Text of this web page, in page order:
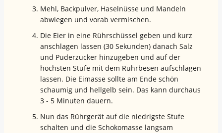
Mehl, Backpulver, Haselnüsse und Mandeln
abwiegen und vorab vermischen.
Die Eier in eine Rührschüssel geben und kurz
anschlagen lassen (30 Sekunden) danach Salz
und Puderzucker hinzugeben und auf der
höchsten Stufe mit dem Rührbesen aufschlagen
lassen. Die Eimasse sollte am Ende schön
schaumig und hellgelb sein. Das kann durchaus
3 - 5 Minuten dauern.
Nun das Rührgerät auf die niedrigste Stufe
schalten und die Schokomasse langsam